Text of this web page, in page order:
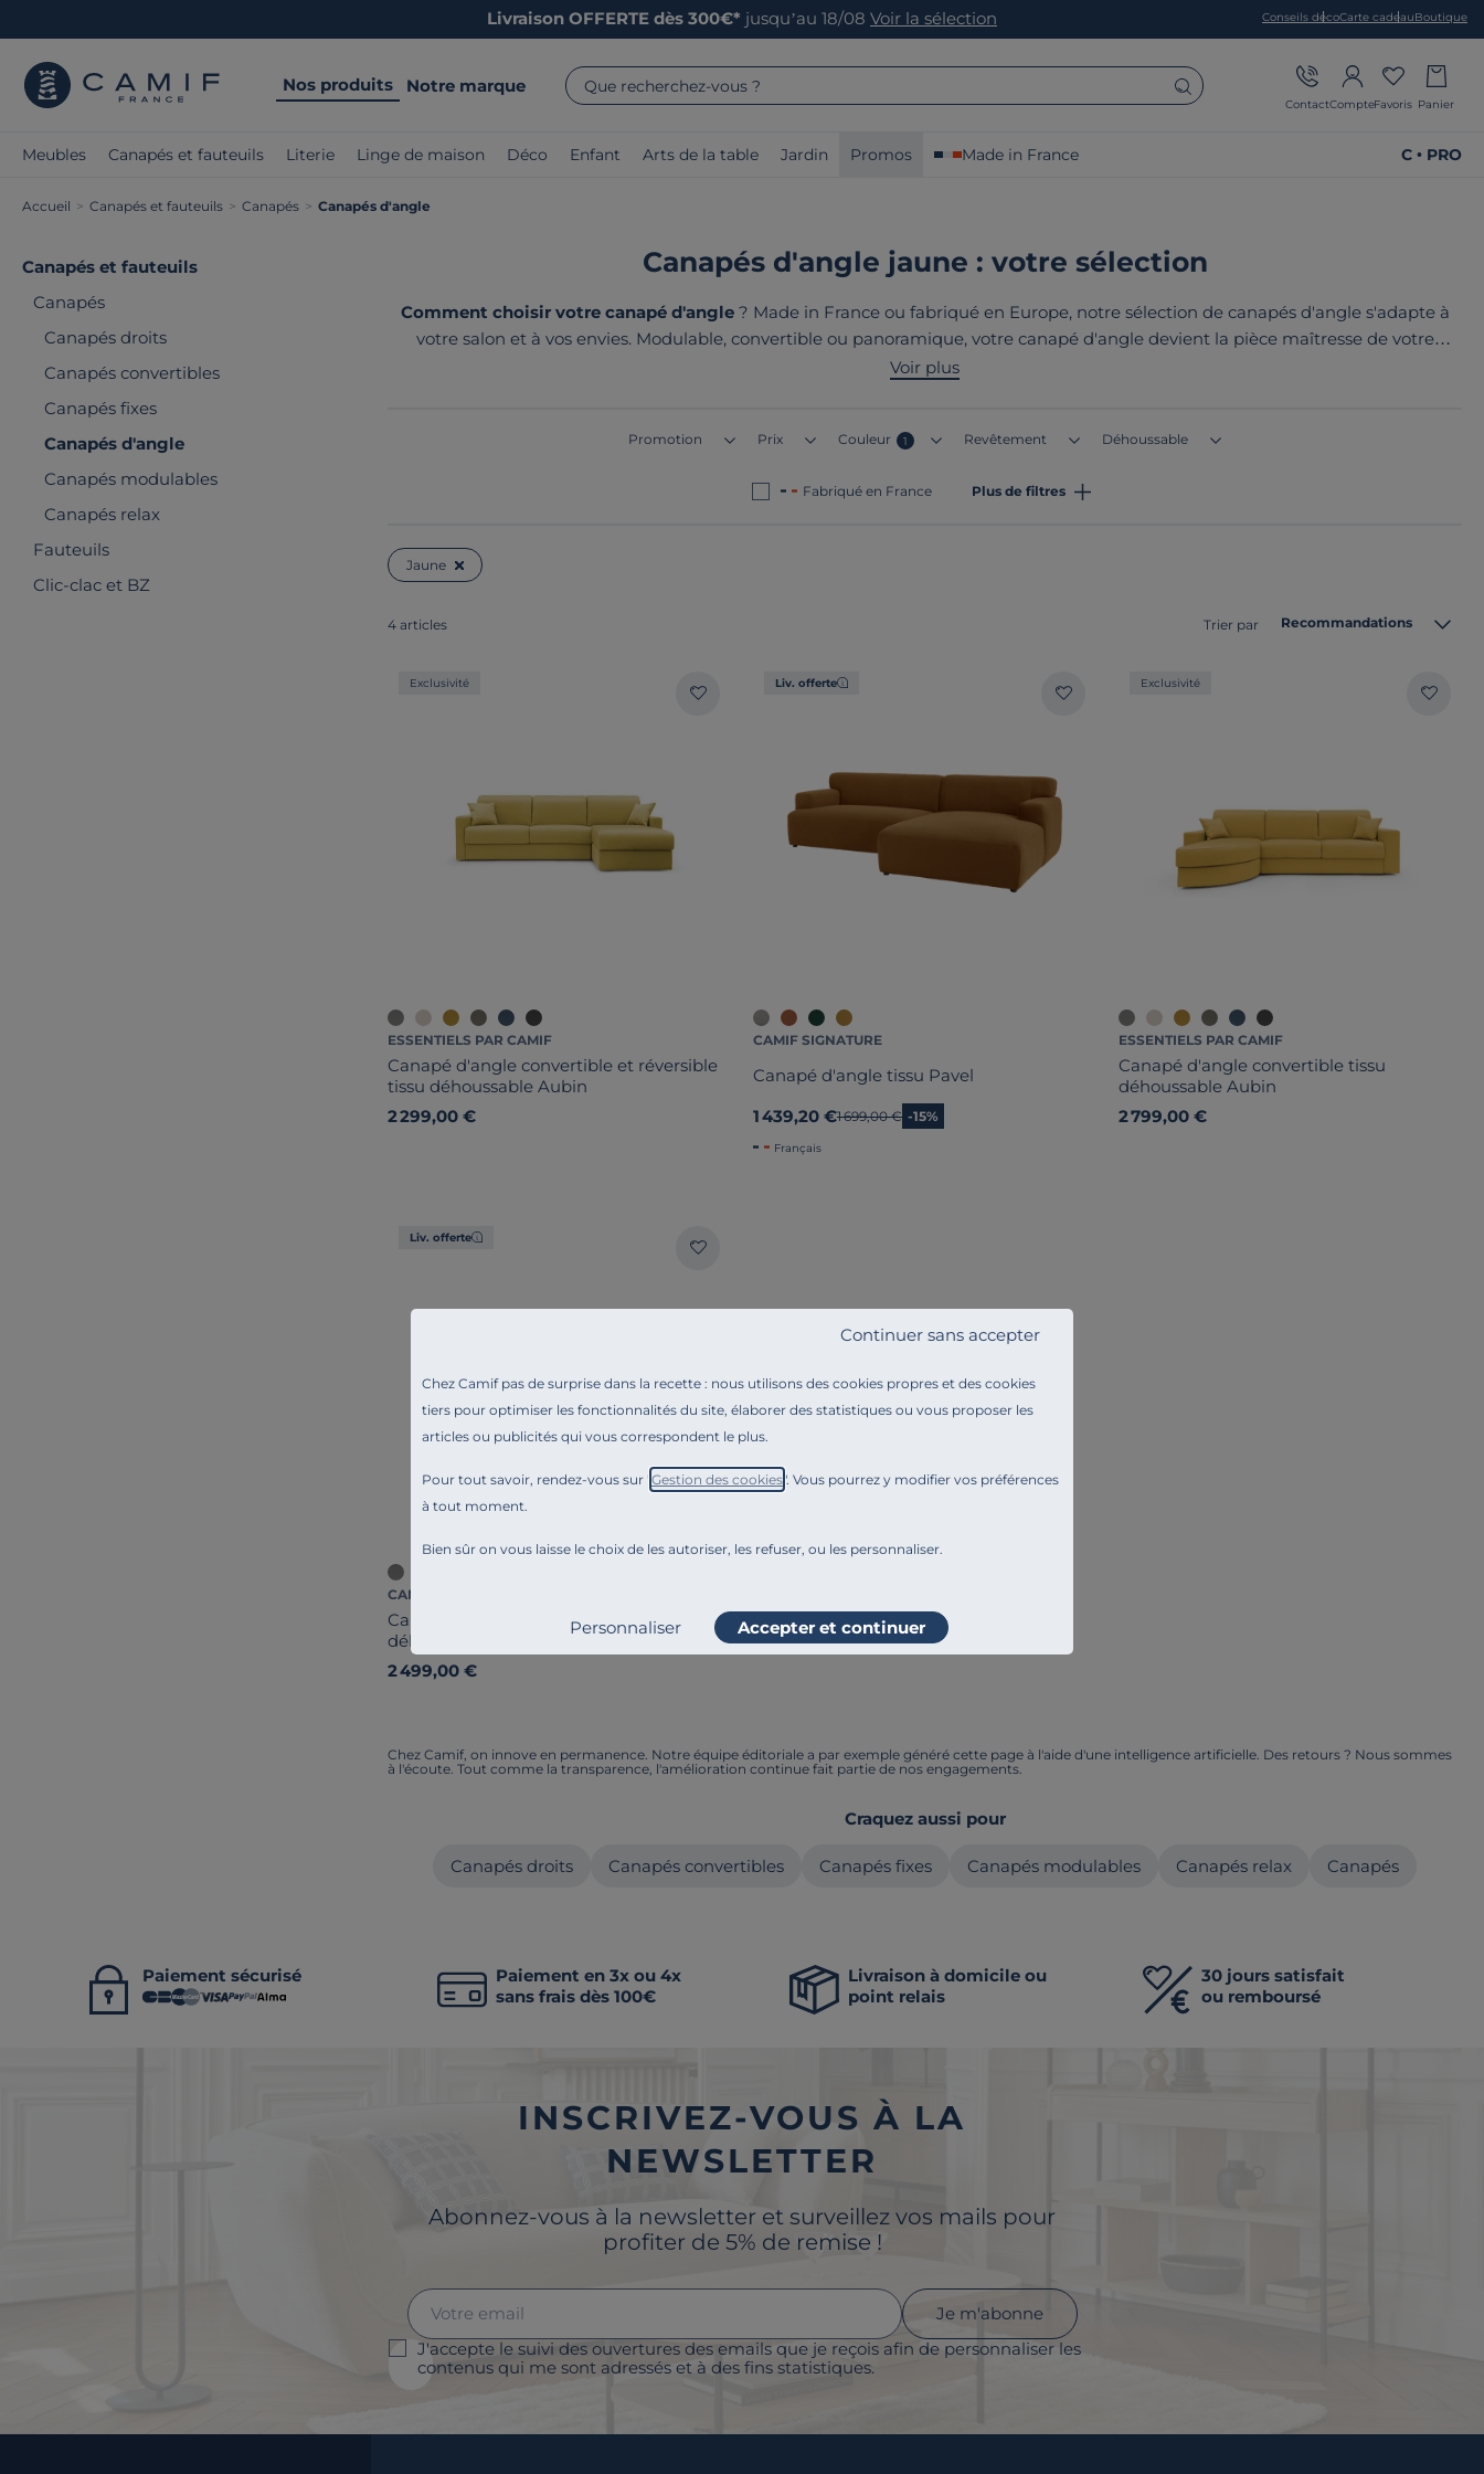
Chez Camif pas de surprise dans la recette : nous utilisons des cookies propres et des cookies
tiers pour optimiser les fonctionnalités du site, élaborer des statistiques ou vous proposer les
articles ou publicités qui vous correspondent le plus.
Pour tout savoir, rendez-vous sur " Gestion des cookies". Vous pourrez y modifier vos préférences
à tout moment.
Bien sûr on vous laisse le choix de les autoriser, les refuser, ou les personnaliser.
Continuer sans accepter
Personnaliser Accepter et continuer
Livraison OFFERTE dès 300€* jusqu’au 18/08 Voir la sélection Conseils décoCarte cadeauBoutique
Nos produits Notre marque Que recherchez-vous ?
ContactCompteFavoris Panier
Meubles Canapés et fauteuils Literie Linge de maison Déco Enfant Arts de la table Jardin Promos Made in France C • PRO
Accueil > Canapés et fauteuils > Canapés > Canapés d'angle
Canapés et fauteuils
Canapés
Canapés droits
Canapés convertibles
Canapés fixes
Canapés d'angle
Canapés modulables
Canapés relax
Fauteuils
Clic-clac et BZ
Canapés d'angle jaune : votre sélection
Comment choisir votre canapé d'angle? Made in France ou fabriqué en Europe, notre sélection de canapés d'angle s'adapte à
votre salon et à vos envies. Modulable, convertible ou panoramique, votre canapé d'angle devient la pièce maîtresse de votre
intérieur. Sa forme en L optimise l'espace tout en créant un coin convivial pour accueillir famille et amis. Chez Camif, nous
Voir plus
Promotion Prix Couleur 1 Revêtement Déhoussable
Fabriqué en France Plus de filtres
Jaune
4 articles Trier par Recommandations
Exclusivité
ESSENTIELS PAR CAMIF
Canapé d'angle convertible et réversible
tissu déhoussable Aubin
2 299,00 €
Liv. offerte
CAMIF SIGNATURE
Canapé d'angle tissu Pavel
1 439,20 €Ancien prix
1 699,00 € -15%
Français
Exclusivité
ESSENTIELS PAR CAMIF
Canapé d'angle convertible tissu
déhoussable Aubin
2 799,00 €
Liv. offerte
CAMIF SIGNATURE
Canapé d'angle réversible tissu
déhoussable Arthur
2 499,00 €
Chez Camif, on innove en permanence. Notre équipe éditoriale a par exemple généré cette page à l'aide d'une intelligence artificielle. Des retours ? Nous sommes
à l'écoute. Tout comme la transparence, l'amélioration continue fait partie de nos engagements.
Craquez aussi pour
Canapés droits Canapés convertibles Canapés fixes Canapés modulables Canapés relax Canapés
Paiement sécurisé
Paiement en 3x ou 4x
sans frais dès 100€
Livraison à domicile ou
point relais
30 jours satisfait
ou remboursé
INSCRIVEZ-VOUS À LA
NEWSLETTER
Abonnez-vous à la newsletter et surveillez vos mails pour
profiter de 5% de remise !
J'accepte le suivi des ouvertures des emails que je reçois afin de personnaliser les
contenus qui me sont adressés et à des fins statistiques.
Je m'abonne